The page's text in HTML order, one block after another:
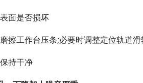
面是否损坏
擦工作台压条;必要时调整定位轨道滑
持干净